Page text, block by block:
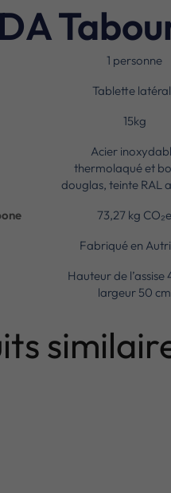
1 personne
Tablette
15kg
Acier
thermolaqué et
douglas, teinte RAL
73,27 kg CO₂e
Fabriqué en
Hauteur de l’assise
largeur 50 cm